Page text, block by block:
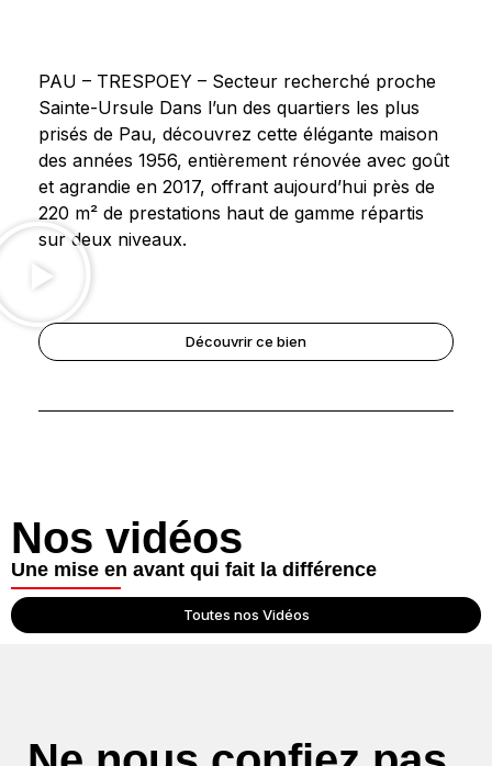
PAU – TRESPOEY – Secteur recherché proche
Sainte-Ursule Dans l’un des quartiers les plus
prisés de Pau, découvrez cette élégante maison
des années 1956, entièrement rénovée avec goût
et agrandie en 2017, offrant aujourd’hui près de
220 m² de prestations haut de gamme répartis
sur deux niveaux.
Découvrir ce bien
Nos vidéos
Une mise en avant qui fait la différence
Toutes nos Vidéos